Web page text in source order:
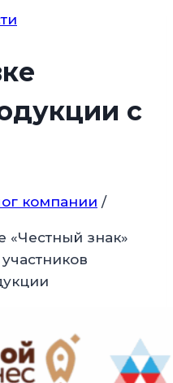
с
компании /
«Честный знак»